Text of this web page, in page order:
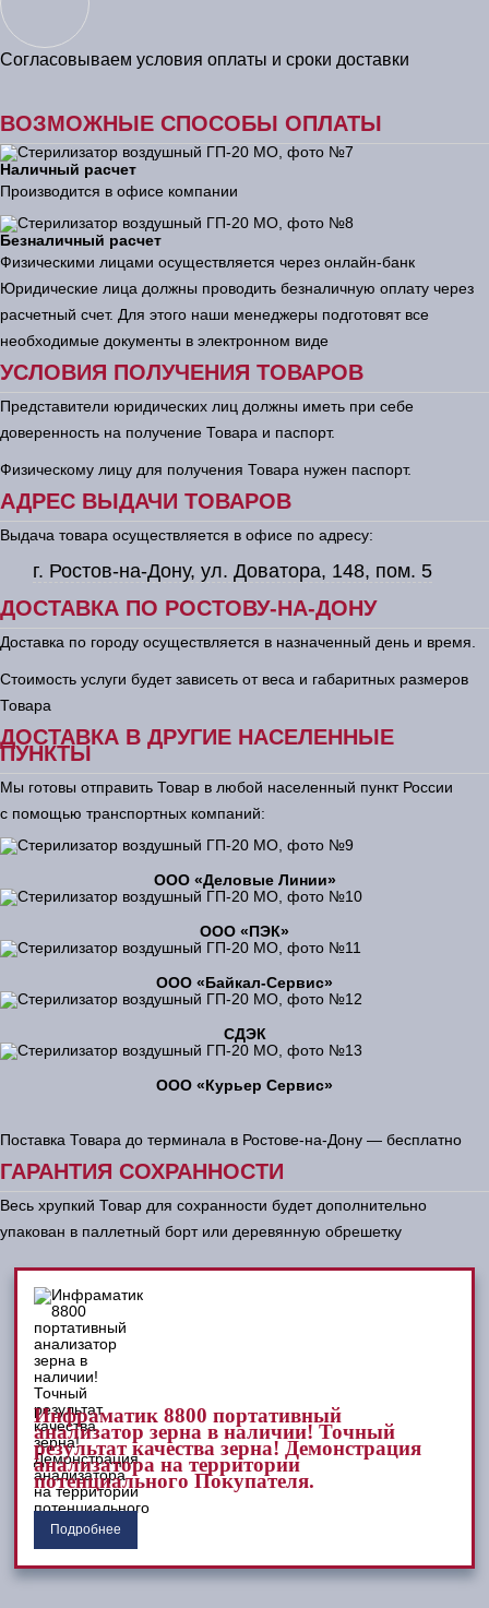
Согласовываем условия оплаты и сроки доставки
ВОЗМОЖНЫЕ СПОСОБЫ ОПЛАТЫ
Наличный расчет
Производится в офисе компании
Безналичный расчет
Физическими лицами осуществляется через онлайн-банк
Юридические лица должны проводить безналичную оплату через
расчетный счет. Для этого наши менеджеры подготовят все
необходимые документы в электронном виде
УСЛОВИЯ ПОЛУЧЕНИЯ ТОВАРОВ
Представители юридических лиц должны иметь при себе
доверенность на получение Товара и паспорт.
Физическому лицу для получения Товара нужен паспорт.
АДРЕС ВЫДАЧИ ТОВАРОВ
Выдача товара осуществляется в офисе по адресу:
г. Ростов-на-Дону, ул. Доватора, 148, пом. 5
ДОСТАВКА ПО РОСТОВУ-НА-ДОНУ
Доставка по городу осуществляется в назначенный день и время.
Стоимость услуги будет зависеть от веса и габаритных размеров
Товара
ДОСТАВКА В ДРУГИЕ НАСЕЛЕННЫЕ
ПУНКТЫ
Мы готовы отправить Товар в любой населенный пункт России
с помощью транспортных компаний:
ООО «Деловые Линии»
ООО «ПЭК»
ООО «Байкал-Сервис»
СДЭК
ООО «Курьер Сервис»
Поставка Товара до терминала в Ростове-на-Дону — бесплатно
ГАРАНТИЯ СОХРАННОСТИ
Весь хрупкий Товар для сохранности будет дополнительно
упакован в паллетный борт или деревянную обрешетку
Инфраматик 8800 портативный
анализатор зерна в наличии! Точный
результат качества зерна! Демонстрация
анализатора на территории
потенциального Покупателя.
Подробнее